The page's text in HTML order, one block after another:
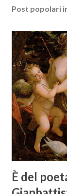
Post popolari
È del